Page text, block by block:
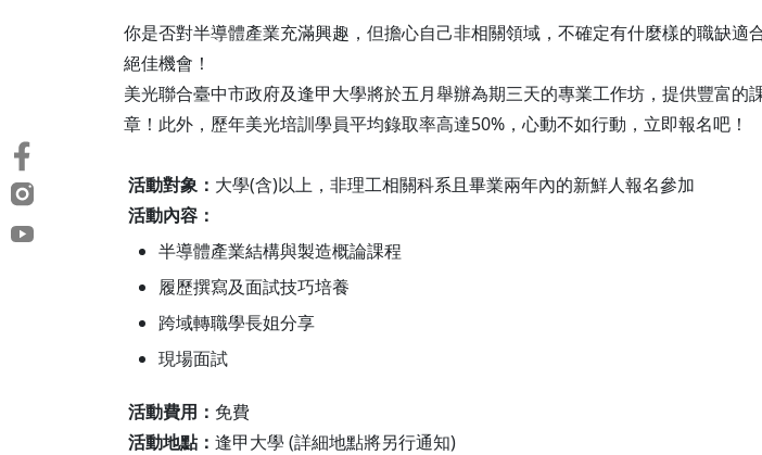
你是否對半導體產業充滿興趣，但擔心自己非相關領域，不確定有什麼樣的職缺
絕佳機會！
美光聯合臺中市政府及逢甲大學將於五月舉辦為期三天的專業工作坊，提供豐富
章！此外，歷年美光培訓學員平均錄取率高達50%，心動不如行動，立即報名吧！
活動對象： 大學(含)以上，非理工相關科系且畢業兩年內的新鮮人報名參加
活動內容：
半導體產業結構與製造概論課程
履歷撰寫及面試技巧培養
跨域轉職學長姐分享
現場面試
活動費用： 免費
活動地點： 逢甲大學 (詳細地點將另行通知)